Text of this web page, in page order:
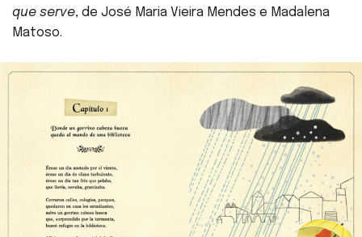
que serve, de José Maria Vieira Mendes e Madalena
Matoso.